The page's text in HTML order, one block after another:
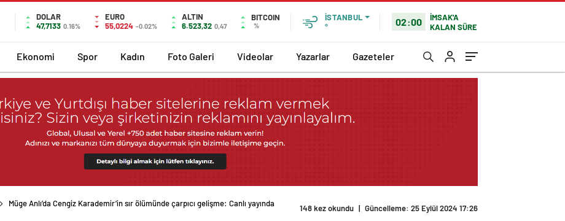
DOLAR
47,7133 0.16%
EURO
55,0224 -0.02%
ALTIN
6.523,32 0,47
BITCOIN
%
İSTANBUL
°
02:00
İMSAK'A
KALAN SÜRE
Ekonomi Spor Kadın Foto Galeri Videolar Yazarlar Gazeteler
Müge Anlı’da Cengiz Karademir’in sır ölümünde çarpıcı gelişme: Canlı yayında
148 kez okundu | Güncelleme: 25 Eylül 2024 17:26